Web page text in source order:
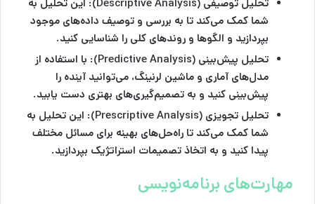
تحلیل توصیفی (Descriptive Analysis)
: این تحلیل به
شما کمک می‌کند تا به بررسی و توصیف داده‌های موجود
بپردازید و الگوها و روندهای کلی را شناسایی کنید.
تحلیل پیش‌بینی (Predictive Analysis)
: با استفاده از
مدل‌های آماری و ماشین لرنینگ، می‌توانید آینده را
پیش‌بینی کنید و به تصمیم‌گیری‌های بهتری دست یابید.
تحلیل تجویزی (Prescriptive Analysis)
: این تحلیل به
شما کمک می‌کند تا راه‌حل‌های بهینه برای مسائل مختلف
پیدا کنید و به اتخاذ تصمیمات استراتژیک بپردازید.
مهارت‌های برنامه‌نویسی